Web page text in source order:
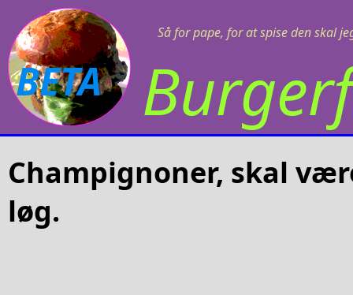
Så for pape, for at spise den skal
BETA
Champignoner, skal
løg.